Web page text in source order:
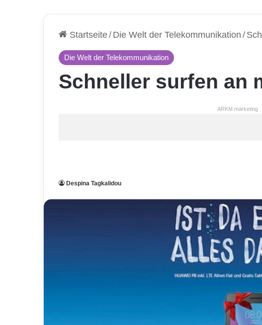
Startseite/ Die Welt der Telekommunikation /
Die Welt der Telekommunikation
Schneller surfen an
ARKM.marketing
Despina Tagkalidou